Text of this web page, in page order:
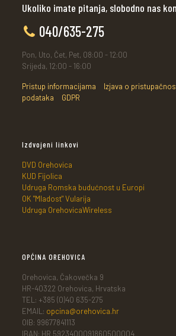
Ukoliko imate pitanja, slobodno nas
040/635-275
Pon, Uto, Čet, Pet, 08:00 - 12:00
Srijeda, 12:00 - 16:00
Pristup informacijama Izjava o
podataka
GDPR
Izdvojeni linkovi
DVD Orehovica
KUD Fijolica
Udruga Romska budućnost u Europi
OK "Mladost" Vularija
Udruga OrehovicaWireless
OPĆINA OREHOVICA
Orehovica, Čakovečka 9
HR-40322 Orehovica, Hrvatska
TEL: +385 (0)40 635-275
EMAIL: opcina@orehovica.hr
OIB: 99677841113
IBAN: HR 5923400091860500004